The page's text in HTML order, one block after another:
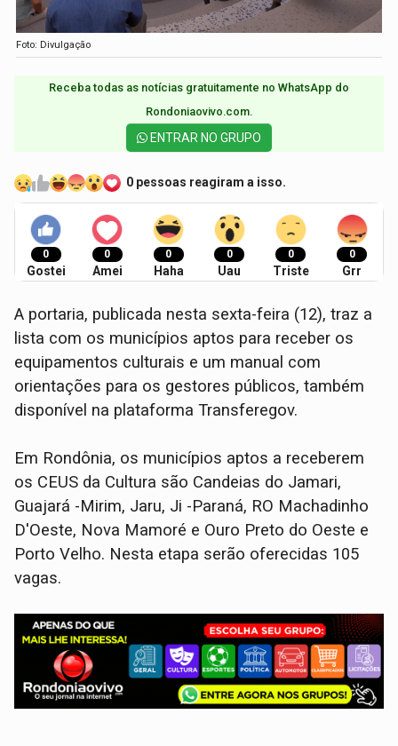
Foto: Divulgação
Receba todas as notícias gratuitamente no WhatsApp do
Rondoniaovivo.com.​
ENTRAR NO GRUPO
0 pessoas reagiram a isso.
0
Gostei
0
Amei
0
Haha
0
Uau
0
Triste
0
Grr
A portaria, publicada nesta sexta-feira (12), traz a
lista com os municípios aptos para receber os
equipamentos culturais e um manual com
orientações para os gestores públicos, também
disponível na plataforma Transferegov.
Em Rondônia, os municípios aptos a receberem
os CEUS da Cultura são Candeias do Jamari,
Guajará -Mirim, Jaru, Ji -Paraná, RO Machadinho
D'Oeste, Nova Mamoré e Ouro Preto do Oeste e
Porto Velho. Nesta etapa serão oferecidas 105
vagas.